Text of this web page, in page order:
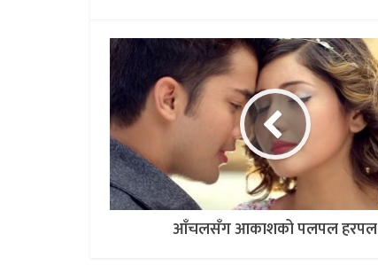
आँचलसँग आकाशको पलपल हरपल